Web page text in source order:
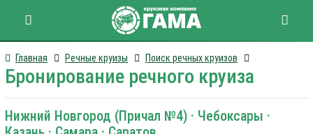
Главная Речные круизы Поиск речных круизов
Бронирование речного круиза
Нижний Новгород (Причал №4) · Чебоксары ·